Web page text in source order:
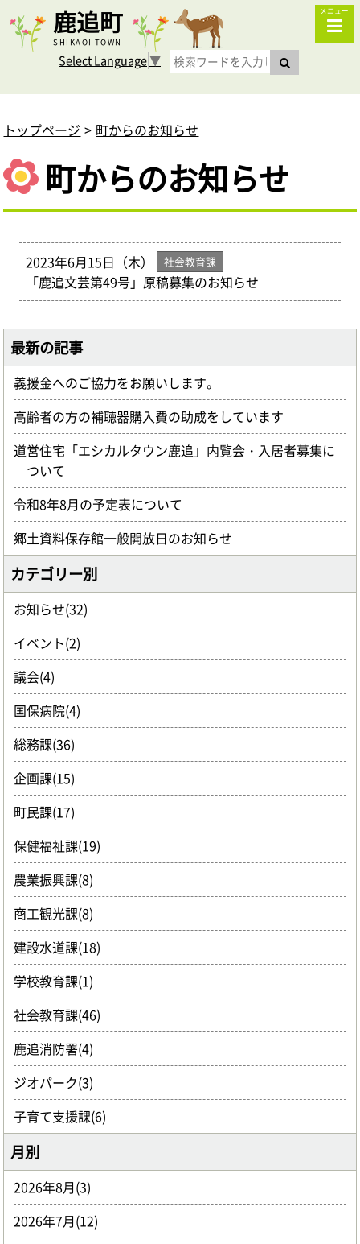
鹿追町
SHIKAOI TOWN
メニュー
Select Language▼
トップページ 町からのお知らせ
町からのお知らせ
2023年6月15日（木） 社会教育課
「鹿追文芸第49号」原稿募集のお知らせ
最新の記事
義援金へのご協力をお願いします。
高齢者の方の補聴器購入費の助成をしています
道営住宅「エシカルタウン鹿追」内覧会・入居者募集に
ついて
令和8年8月の予定表について
郷土資料保存館一般開放日のお知らせ
カテゴリー別
お知らせ(32)
イベント(2)
議会(4)
国保病院(4)
総務課(36)
企画課(15)
町民課(17)
保健福祉課(19)
農業振興課(8)
商工観光課(8)
建設水道課(18)
学校教育課(1)
社会教育課(46)
鹿追消防署(4)
ジオパーク(3)
子育て支援課(6)
月別
2026年8月(3)
2026年7月(12)